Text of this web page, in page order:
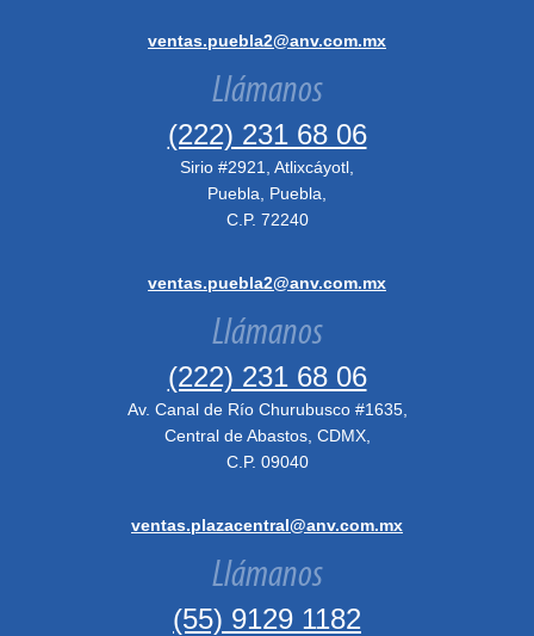
ventas.puebla2@anv.com.mx
Llámanos
(222) 231 68 06
Sirio #2921, Atlixcáyotl,
Puebla, Puebla,
C.P. 72240
ventas.puebla2@anv.com.mx
Llámanos
(222) 231 68 06
Av. Canal de Río Churubusco #1635,
Central de Abastos, CDMX,
C.P. 09040
ventas.plazacentral@anv.com.mx
Llámanos
(55) 9129 1182